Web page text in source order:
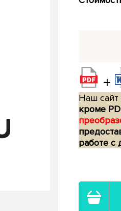
+
Наш сайт
кроме
работе с